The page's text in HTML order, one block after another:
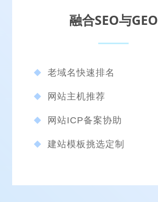
融合SEO与GEO
老域名快速排名
网站主机推荐
网站ICP备案协助
建站模板挑选定制